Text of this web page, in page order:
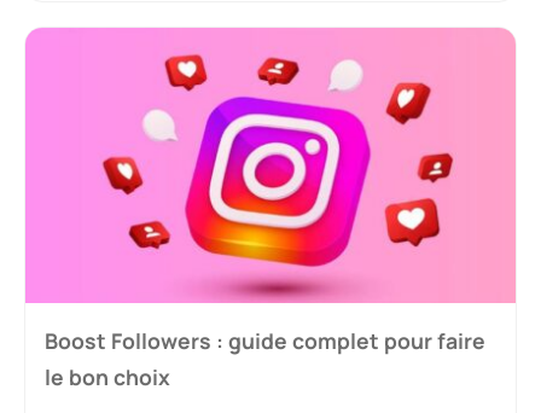
Boost Followers : guide complet pour faire
le bon choix